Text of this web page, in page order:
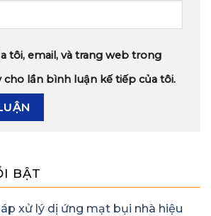
tôi, email, và trang web trong
cho lần bình luận kế tiếp của tôi.
BẬT
xử lý dị ứng mạt bụi nhà hiệu